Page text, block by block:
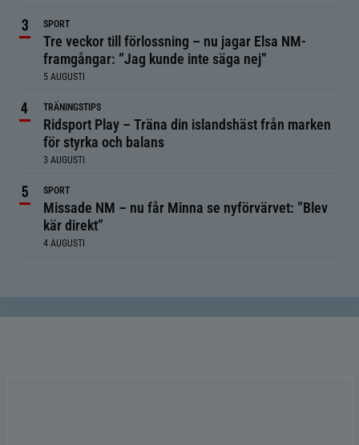
SPORT
Tre veckor till förlossning – nu jagar Elsa NM-
framgångar: ”Jag kunde inte säga nej”
5 AUGUSTI
TRÄNINGSTIPS
Ridsport Play – Träna din islandshäst från marken
för styrka och balans
3 AUGUSTI
SPORT
Missade NM – nu får Minna se nyförvärvet: ”Blev
kär direkt”
4 AUGUSTI